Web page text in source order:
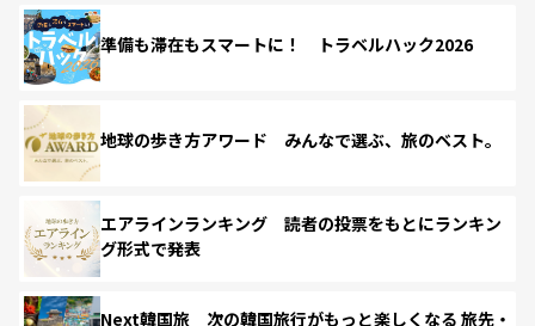
準備も滞在もスマートに！ トラベルハック2026
地球の歩き方アワード みんなで選ぶ、旅のベスト。
エアラインランキング 読者の投票をもとにランキン
グ形式で発表
Next韓国旅 次の韓国旅行がもっと楽しくなる 旅先・